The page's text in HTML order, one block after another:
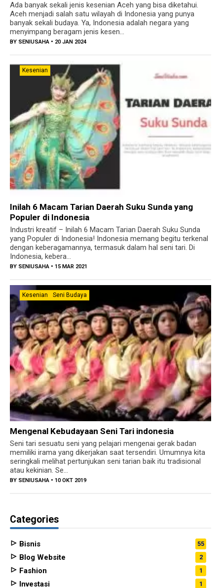
Ada banyak sekali jenis kesenian Aceh yang bisa diketahui.
Aceh menjadi salah satu wilayah di Indonesia yang punya
banyak sekali budaya. Ya, Indonesia adalah negara yang
menyimpang beragam jenis kesen...
BY SENIUSAHA • 20 JAN 2024
Kesenian
Inilah 6 Macam Tarian Daerah Suku Sunda yang
Populer di Indonesia
Industri kreatif – Inilah 6 Macam Tarian Daerah Suku Sunda
yang Populer di Indonesia! Indonesia memang begitu terkenal
dengan keberagamannya, termasuk dalam hal seni tari. Di
Indonesia, kebera...
BY SENIUSAHA • 15 MAR 2021
Kesenian Seni Budaya
Mengenal Kebudayaan Seni Tari indonesia
Seni tari sesuatu seni yang pelajari mengenai gerak badan
memiliki irama yang dikerjakan saat tersendiri. Umumnya kita
seringkali melihat pertunjukan seni tarian baik itu tradisional
atau kekinian. Se...
BY SENIUSAHA • 10 OKT 2019
Categories
Bisnis 55
Blog Website 2
Fashion 1
Investasi 1